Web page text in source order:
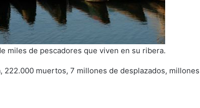
miles de pescadores que viven en su ribera.
222.000 muertos, 7 millones de desplazados, millones